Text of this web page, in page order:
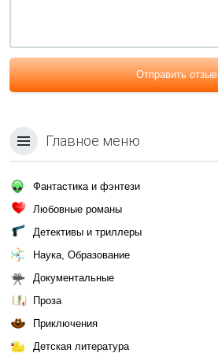
Отправить отзыв
Главное меню
Фантастика и фэнтези
Любовные романы
Детективы и триллеры
Наука, Образование
Документальные
Проза
Приключения
Детская литература